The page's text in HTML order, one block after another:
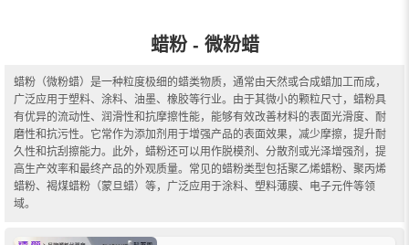
蜡粉 - 微粉蜡
蜡粉（微粉蜡）是一种粒度极细的蜡类物质，通常由天然或合成蜡加工而成，
广泛应用于塑料、涂料、油墨、橡胶等行业。由于其微小的颗粒尺寸，蜡粉具
有优异的流动性、润滑性和抗摩擦性能，能够有效改善材料的表面光滑度、耐
磨性和抗污性。它常作为添加剂用于增强产品的表面效果，减少摩擦，提升耐
久性和抗刮擦能力。此外，蜡粉还可以用作脱模剂、分散剂或光泽增强剂，提
高生产效率和最终产品的外观质量。常见的蜡粉类型包括聚乙烯蜡粉、聚丙烯
蜡粉、褐煤蜡粉（蒙旦蜡）等，广泛应用于涂料、塑料薄膜、电子元件等领
域。